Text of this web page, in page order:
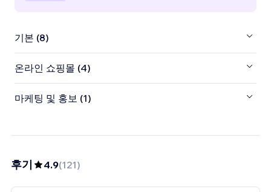
기본 (8)
온라인 쇼핑몰 (4)
마케팅 및 홍보 (1)
후기 4.9(121)